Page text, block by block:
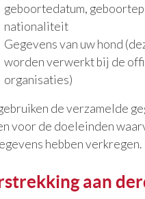
geboortedatum,
nationaliteit
Gegevens van uw hond
worden verwerkt bij de
organisaties)
de verzamelde
voor de doeleinden
hebben verkregen.
aan